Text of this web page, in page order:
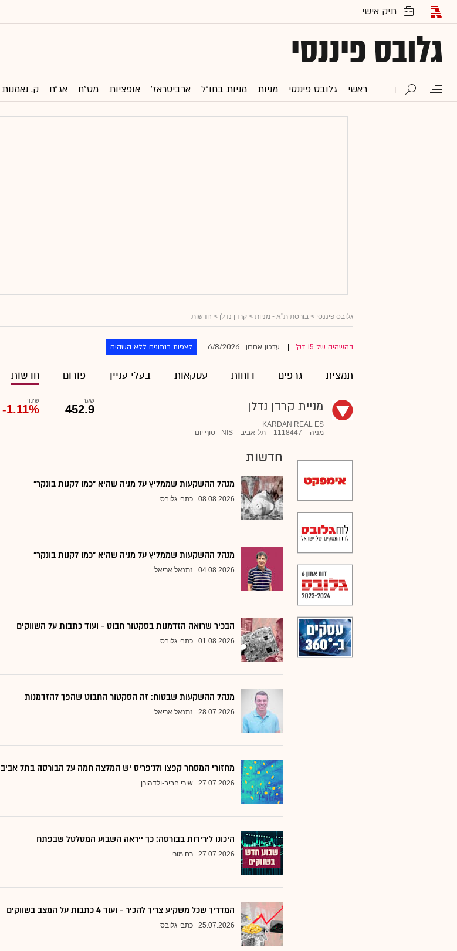
גלובס פיננסי
ראשי גלובס פיננסי מניות מניות בחו"ל ארביטראז' אופציות מט"ח אג"ח ק. נאמנות
גלובס פיננסי > בורסת ת"א - מניות > קרדן נדלן > חדשות
בהשהיה של 15 דק' עדכון אחרון 6/8/2026 לצפות בנתונים ללא השהיה
תמצית גרפים דוחות עסקאות בעלי עניין פורום חדשות
מניית קרדן נדלן
KARDAN REAL ES
מניה
1118447 תל-אביב NIS סוף יום
שער
452.9
שינוי
-1.11%
חדשות
מנהל ההשקעות שממליץ על מניה שהיא "כמו לקנות בונקר"
08.08.2026 כתבי גלובס
מנהל ההשקעות שממליץ על מניה שהיא "כמו לקנות בונקר"
04.08.2026 נתנאל אריאל
הבכיר שרואה הזדמנות בסקטור חבוט - ועוד כתבות על השווקים
01.08.2026 כתבי גלובס
מנהל ההשקעות שבטוח: זה הסקטור החבוט שהפך להזדמנות
28.07.2026 נתנאל אריאל
מחזורי המסחר קפצו ולג'פריס יש המלצה חמה על הבורסה בתל אביב
27.07.2026 שירי חביב-ולדהורן
היכונו לירידות בבורסה: כך ייראה השבוע המטלטל שבפתח
27.07.2026 רם מורי
המדריך שכל משקיע צריך להכיר - ועוד 4 כתבות על המצב בשווקים
25.07.2026 כתבי גלובס